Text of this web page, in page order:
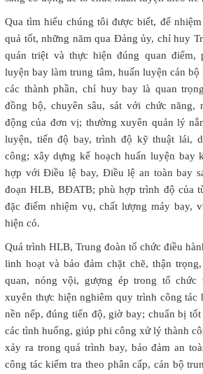
Qua tìm hiểu chúng tôi được biết, để
quả tốt, những năm qua Đảng ủy, chỉ huy
quán triệt và thực hiện đúng quan điểm,
luyện bay làm trung tâm, huấn luyện cán
các thành phần, chỉ huy bay là quan
đồng bộ, chuyên sâu, sát với chức năng,
động của đơn vị; thường xuyên quản lý
luyện, tiến độ bay, trình độ kỹ thuật lái,
công; xây dựng kế hoạch huấn luyện bay
hợp với Điều lệ bay, Điều lệ an toàn bay
đoạn HLB, BĐATB; phù hợp trình độ của
đặc điểm nhiệm vụ, chất lượng máy bay,
hiện có.
Quá trình HLB, Trung đoàn tổ chức điều
linh hoạt và bảo đảm chặt chẽ, thận
quan, nóng vội, gượng ép trong tổ chức
xuyên thực hiện nghiêm quy trình công tác
nền nếp, đúng tiến độ, giờ bay; chuẩn bị
các tình huống, giúp phi công xử lý thành
xảy ra trong quá trình bay, bảo đảm an
công tác kiểm tra theo phân cấp, cán bộ